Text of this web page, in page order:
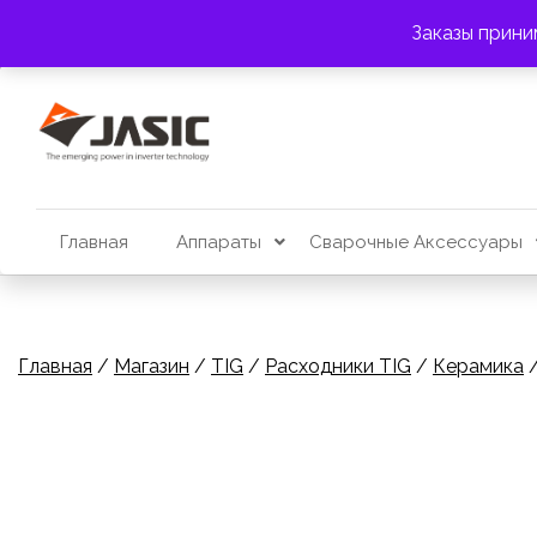
Заказы
содержимому
Главная Аппараты Сварочные Аксессуары
Главная / Магазин / TIG / Расходники TIG / Керамика